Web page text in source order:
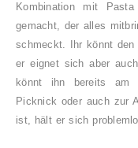
Kombination mit
gemacht, der alles
schmeckt. Ihr könnt
er eignet sich aber
könnt ihn bereits am
Picknick oder auch zur
ist, hält er sich